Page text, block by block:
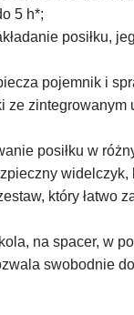
5 h*;
posiłku,
pojemnik i
zintegrowanym
posiłku w
który łatwo
na spacer, w
swobodnie